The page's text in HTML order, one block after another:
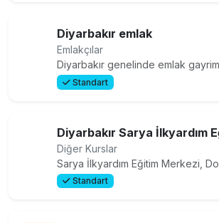
Diyarbakır emlak
Emlakçılar
Standart
Diyarbakır Sarya İlkyardım
Diğer Kurslar
Standart